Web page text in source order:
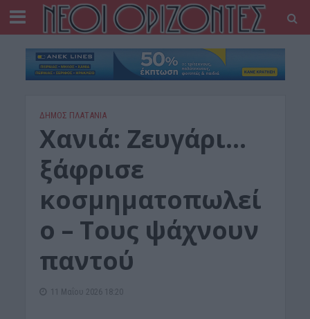
ΔΉΜΟΣ ΠΛΑΤΑΝΙΆ
Χανιά: Ζευγάρι…
ξάφρισε
κοσμηματοπωλεί
ο – Τους ψάχνουν
παντού
11 Μαΐου 2026 18:20